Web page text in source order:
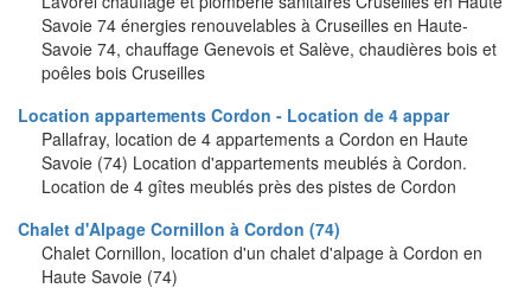
Savoie 74 énergies renouvelables à Cruseilles en Haute-
Savoie 74, chauffage Genevois et Salève, chaudières bois et
poêles bois Cruseilles
Location appartements Cordon - Location de 4 appar
Pallafray, location de 4 appartements a Cordon en Haute
Savoie (74) Location d'appartements meublés à Cordon.
Location de 4 gîtes meublés près des pistes de Cordon
Chalet d'Alpage Cornillon à Cordon (74)
Chalet Cornillon, location d'un chalet d'alpage à Cordon en
Haute Savoie (74)